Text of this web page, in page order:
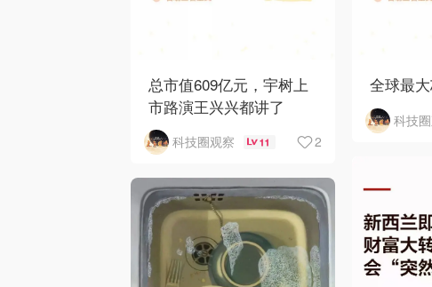
总市值609亿元，宇树上
市路演王兴兴都讲了
科技圈观察 11 2
全球最
科技